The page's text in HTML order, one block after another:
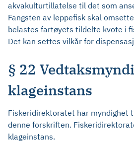
akvakulturtillatelse til det som
Fangsten av leppefisk skal
belastes fartøyets tildelte kvote i
Det kan settes vilkår for
§ 22
klageinstans
Fiskeridirektoratet har myndighet
denne forskriften.
klageinstans.